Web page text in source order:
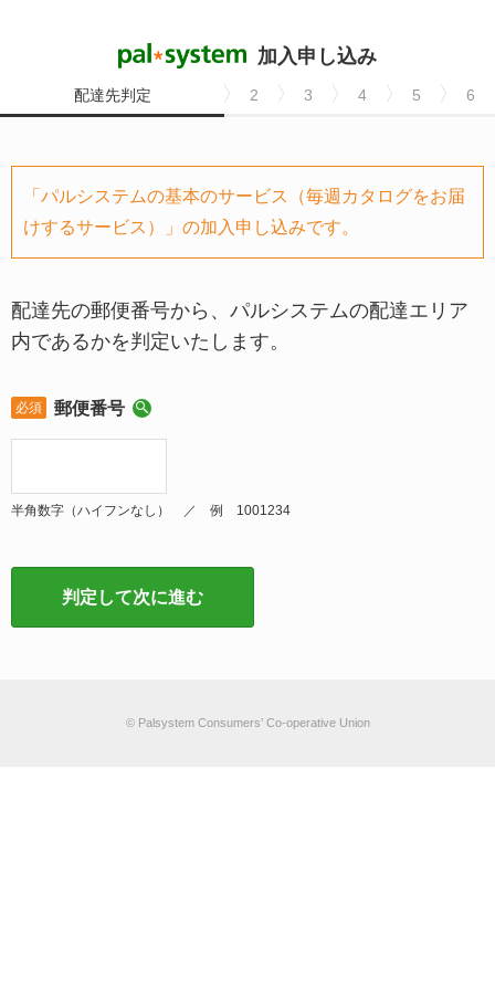
加入申し込み
配達先判定 2 3 4 5 6
「パルシステムの基本のサービス（毎週カタログをお届
けするサービス）」の加入申し込みです。
配達先の郵便番号から、パルシステムの配達エリア
内であるかを判定いたします。
必須 郵便番号
半角数字（ハイフンなし） ／ 例 1001234
判定して次に進む
© Palsystem Consumers’ Co-operative Union